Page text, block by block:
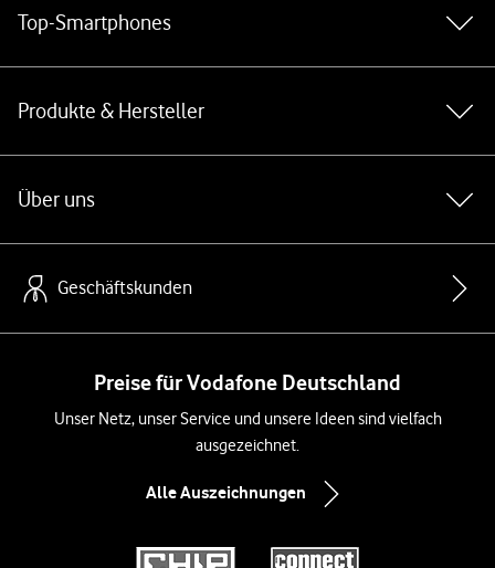
Top-Smartphones
Produkte & Hersteller
Über uns
Geschäftskunden
Preise für Vodafone Deutschland
Unser Netz, unser Service und unsere Ideen sind vielfach
ausgezeichnet.
Alle Auszeichnungen